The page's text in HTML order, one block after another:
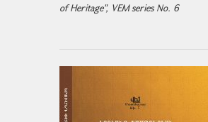
of Heritage", VEM series No. 6